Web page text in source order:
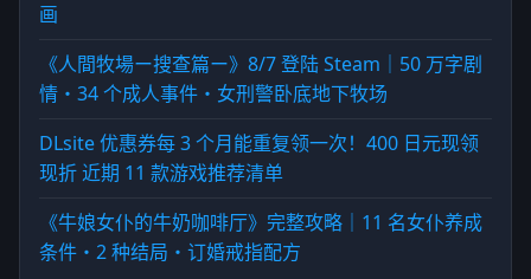
画
《人間牧場ー搜查篇ー》8/7 登陆 Steam｜50 万字剧
情・34 个成人事件・女刑警卧底地下牧场
DLsite 优惠券每 3 个月能重复领一次！400 日元现领
现折 近期 11 款游戏推荐清单
《牛娘女仆的牛奶咖啡厅》完整攻略｜11 名女仆养成
条件・2 种结局・订婚戒指配方